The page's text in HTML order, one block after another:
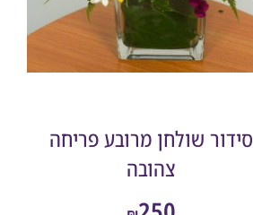
סידור שולחן מרובע פריחה
צהובה